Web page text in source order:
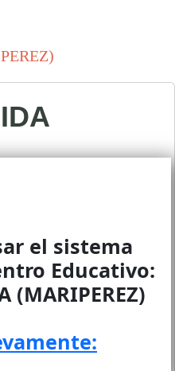
el sistema
Educativo:
(MARIPEREZ)